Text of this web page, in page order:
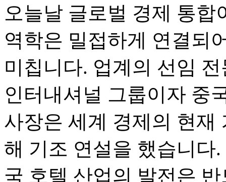
오늘날 글로벌 경제 통
역학은 밀접하게 연결되
미칩니다. 업계의 선임
인터내셔널 그룹이자 중
사장은 세계 경제의 현재
해 기조 연설을 했습니다
국 호텔 산업의 발전은